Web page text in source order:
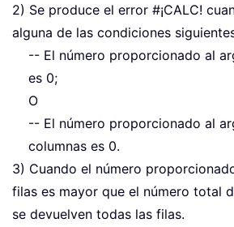
2) Se produce el error #¡CALC!
alguna de las condiciones
-- El número proporcionado al
es 0;
O
-- El número proporcionado al
columnas es 0.
3) Cuando el número
filas es mayor que el número total
se devuelven todas las filas.